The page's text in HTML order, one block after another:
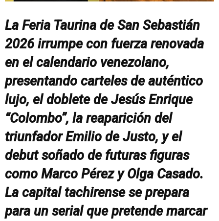
La Feria Taurina de San Sebastián
2026 irrumpe con fuerza renovada
en el calendario venezolano,
presentando carteles de auténtico
lujo, el doblete de Jesús Enrique
“Colombo”, la reaparición del
triunfador Emilio de Justo, y el
debut soñado de futuras figuras
como Marco Pérez y Olga Casado.
La capital tachirense se prepara
para un serial que pretende marcar